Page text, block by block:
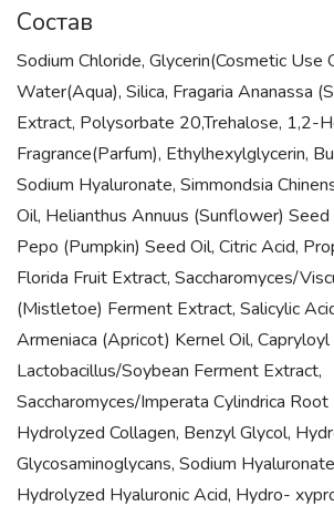
Состав
Sodium Chloride, Glycerin(Cosmetic Use
Water(Aqua), Silica, Fragaria Ananassa
Extract, Polysorbate 20,Trehalose, 1,2-
Fragrance(Parfum), Ethylhexylglycerin,
Sodium Hyaluronate, Simmondsia
Oil, Helianthus Annuus (Sunflower) Seed
Pepo (Pumpkin) Seed Oil, Citric Acid,
Florida Fruit Extract, Saccharomyces/
(Mistletoe) Ferment Extract, Salicylic
Armeniaca (Apricot) Kernel Oil, Capryloyl
Lactobacillus/Soybean Ferment Extract,
Saccharomyces/Imperata Cylindrica
Hydrolyzed Collagen, Benzyl Glycol,
Glycosaminoglycans, Sodium
Hydrolyzed Hyaluronic Acid, Hydro-